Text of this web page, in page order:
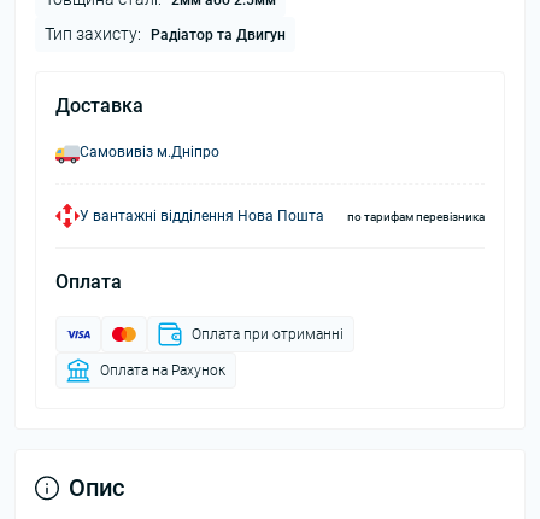
Тип захисту: Радіатор та Двигун
Доставка
Самовивіз м.Дніпро
У вантажні відділення Нова Пошта по тарифам перевізника
Оплата
Оплата при отриманні
Оплата на Рахунок
Опис